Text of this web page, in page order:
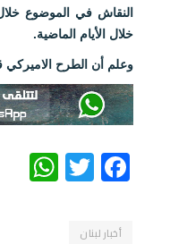
النقاش في الموضوع
خلال الأيام الماضية.
وعلم أن الطرح الاميركي
Facebook
Twitter
أخبار لبنان